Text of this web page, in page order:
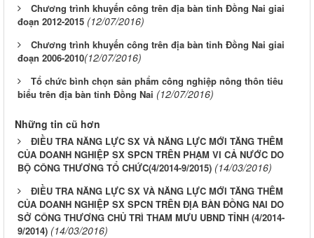
Chương trình khuyến công trên địa bàn tỉnh Đồng Nai​ giai
đoạn 2012-2015 (12/07/2016)
Chương trình khuyến công trên địa bàn tỉnh Đồng Nai giai
đoạn 2006-2010​(12/07/2016)
Tổ chức bình chọn sản phẩm công nghiệp nông thôn tiêu
biểu trên địa bàn tỉnh Đồng Nai (12/07/2016)
Những tin cũ hơn
ĐIỀU TRA NĂNG LỰC SX VÀ NĂNG LỰC MỚI TĂNG THÊM
CỦA DOANH NGHIỆP SX SPCN TRÊN PHẠM VI CẢ NƯỚC DO
BỘ CÔNG THƯƠNG TỔ CHỨC(4/2014-9/2015) (14/03/2016)
ĐIỀU TRA NĂNG LỰC SX VÀ NĂNG LỰC MỚI TĂNG THÊM
CỦA DOANH NGHIỆP SX SPCN TRÊN ĐỊA BÀN ĐỒNG NAI DO
SỞ CÔNG THƯƠNG CHỦ TRÌ THAM MƯU UBND TỈNH (4/2014-
9/2014) (14/03/2016)